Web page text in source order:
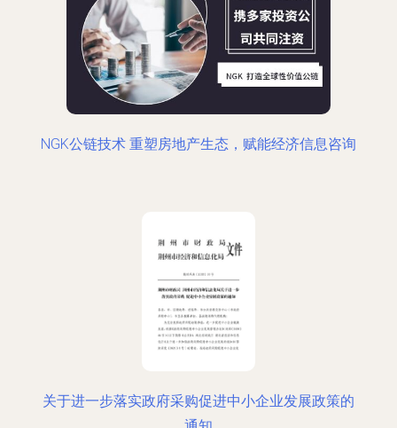
NGK公链技术 重塑房地产生态，赋能经济信息咨询
关于进一步落实政府采购促进中小企业发展政策的